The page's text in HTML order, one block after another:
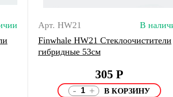
Арт. HW21
В
Finwhale HW21 Стеклоочистители
гибридные 53см
305Р
- +